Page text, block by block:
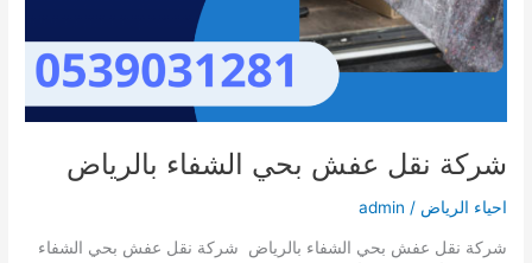
شركة نقل عفش بحي الشفاء بالرياض
احياء الرياض /
admin
شركة نقل عفش بحي الشفاء بالرياض شركة نقل عفش بحي الشفاء